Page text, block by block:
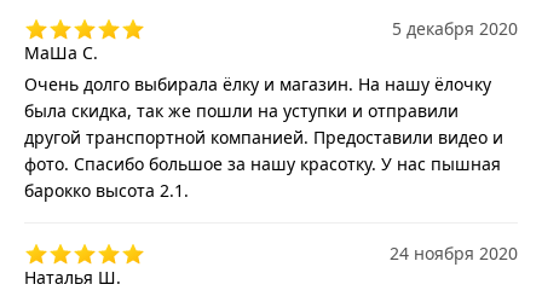
МаШа С.
5 декабря 2020
Очень долго выбирала ёлку и магазин. На нашу ёлочку
была скидка, так же пошли на уступки и отправили
другой транспортной компанией. Предоставили видео и
фото. Спасибо большое за нашу красотку. У нас пышная
барокко высота 2.1.
Наталья Ш.
24 ноября 2020